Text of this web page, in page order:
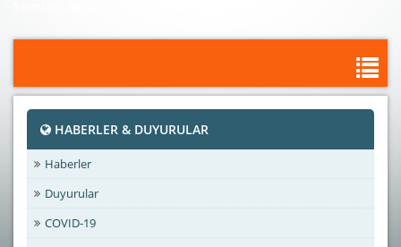
HABERLER & DUYURULAR
Haberler
Duyurular
COVID-19